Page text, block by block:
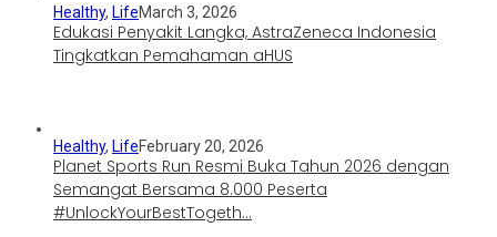
Healthy, LifeMarch 3, 2026
Edukasi Penyakit Langka, AstraZeneca Indonesia
Tingkatkan Pemahaman aHUS
Healthy, LifeFebruary 20, 2026
Planet Sports Run Resmi Buka Tahun 2026 dengan
Semangat Bersama 8.000 Peserta
#UnlockYourBestTogeth…